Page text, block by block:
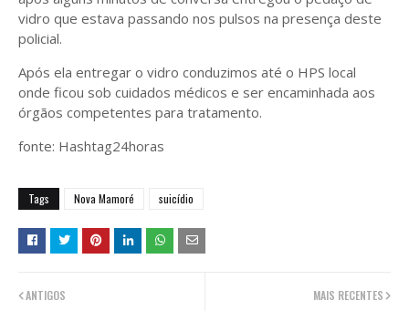
vidro que estava passando nos pulsos na presença deste
policial.
Após ela entregar o vidro conduzimos até o HPS local
onde ficou sob cuidados médicos e ser encaminhada aos
órgãos competentes para tratamento.
fonte: Hashtag24horas
Tags Nova Mamoré suicídio
MAIS RECENTES
ANTIGOS